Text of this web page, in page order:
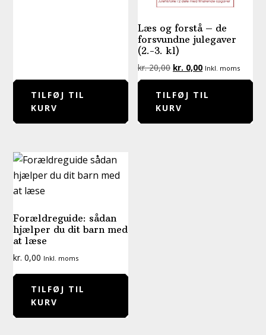
TILFØJ TIL
KURV
Læs og forstå – de
forsvundne julegaver
(2.-3. kl)
kr.20,00 Den
oprindelige
pris
var:
kr. 0,00Den
aktuelle
pris
Inkl. moms
TILFØJ TIL
KURV
Forældreguide: sådan
hjælper du dit barn med
at læse
kr. 0,00 Inkl. moms
TILFØJ TIL
KURV